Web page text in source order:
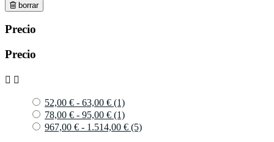
borrar
Precio
Precio
 
52,00 € - 63,00 € (1)
78,00 € - 95,00 € (1)
967,00 € - 1.514,00 € (5)